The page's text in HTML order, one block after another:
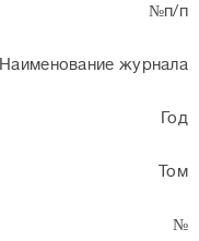
№п/п
Наименование журнала
Год
Том
№